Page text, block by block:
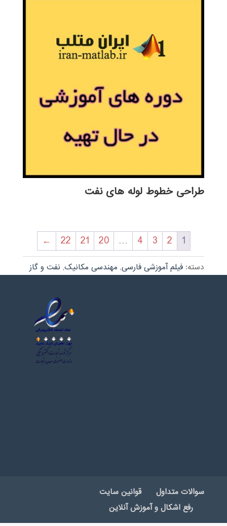
طراحی خطوط لوله های نفت
1
2
3
4
…
20
21
22
←
دسته: فیلم آموزشی فارسی, مهندسی مکانیک, نفت و گاز
سوالات متداول
قوانین سایت
رفع اشکال و آموزش آنلاین